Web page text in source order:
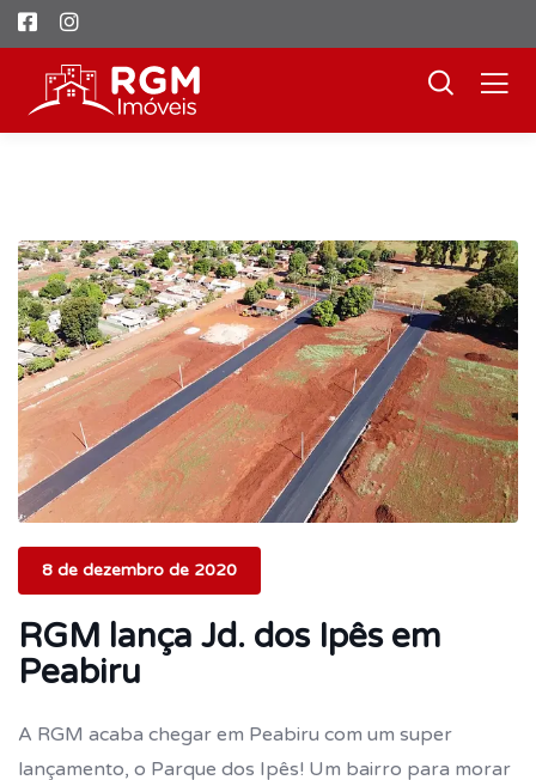
8 de dezembro de 2020
RGM lança Jd. dos Ipês em
Peabiru
A RGM acaba chegar em Peabiru com um super
lançamento, o Parque dos Ipês! Um bairro para morar